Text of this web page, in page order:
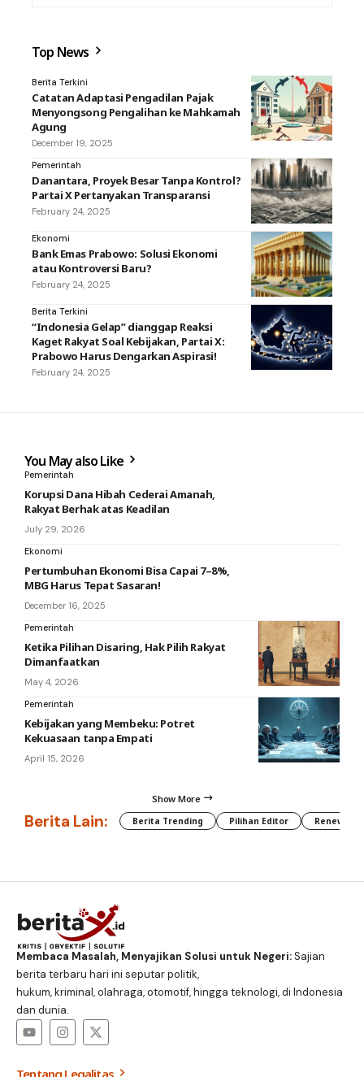
Top News
Berita Terkini
Catatan Adaptasi Pengadilan Pajak
Menyongsong Pengalihan ke Mahkamah
Agung
December 19, 2025
Pemerintah
Danantara, Proyek Besar Tanpa Kontrol?
Partai X Pertanyakan Transparansi
February 24, 2025
Ekonomi
Bank Emas Prabowo: Solusi Ekonomi
atau Kontroversi Baru?
February 24, 2025
Berita Terkini
“Indonesia Gelap” dianggap Reaksi
Kaget Rakyat Soal Kebijakan, Partai X:
Prabowo Harus Dengarkan Aspirasi!
February 24, 2025
You May also Like
Pemerintah
Korupsi Dana Hibah Cederai Amanah,
Rakyat Berhak atas Keadilan
July 29, 2026
Ekonomi
Pertumbuhan Ekonomi Bisa Capai 7–8%,
MBG Harus Tepat Sasaran!
December 16, 2025
Pemerintah
Ketika Pilihan Disaring, Hak Pilih Rakyat
Dimanfaatkan
May 4, 2026
Pemerintah
Kebijakan yang Membeku: Potret
Kekuasaan tanpa Empati
April 15, 2026
Show More
Berita Lain: Berita Trending Pilihan Editor
Membaca Masalah, Menyajikan Solusi untuk Negeri:Sajian
berita terbaru hari ini seputar politik,
hukum, kriminal, olahraga, otomotif, hingga teknologi, di Indonesia
dan dunia.
Tentang Legalitas